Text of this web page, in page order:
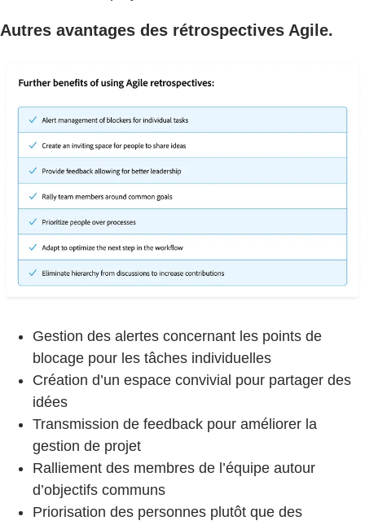
Autres avantages des rétrospectives Agile.
Gestion des alertes concernant les points de
blocage pour les tâches individuelles
Création d’un espace convivial pour partager des
idées
Transmission de feedback pour améliorer la
gestion de projet
Ralliement des membres de l’équipe autour
d’objectifs communs
Priorisation des personnes plutôt que des